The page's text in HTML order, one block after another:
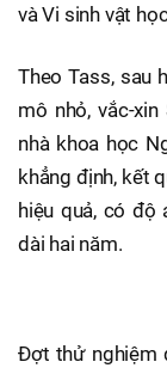
và Vi sinh vật
Theo Tass, sau
mô nhỏ, vắc-
nhà khoa học
khẳng định, kết
hiệu quả, có độ
dài hai năm.
Đợt thử nghiệm